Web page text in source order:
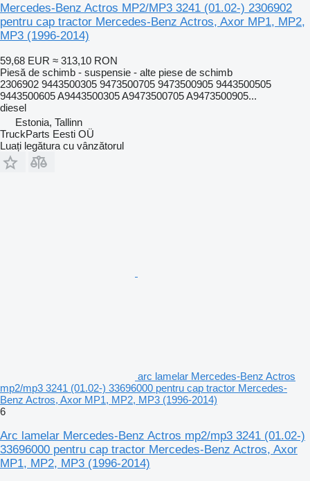
Mercedes-Benz Actros MP2/MP3 3241 (01.02-) 2306902
pentru cap tractor Mercedes-Benz Actros, Axor MP1, MP2,
MP3 (1996-2014)
59,68 EUR ≈ 313,10 RON
Piesă de schimb - suspensie - alte piese de schimb
2306902 9443500305 9473500705 9473500905 9443500505
9443500605 A9443500305 A9473500705 A9473500905...
diesel
Estonia, Tallinn
TruckParts Eesti OÜ
Luați legătura cu vânzătorul
arc lamelar Mercedes-Benz Actros
mp2/mp3 3241 (01.02-) 33696000 pentru cap tractor Mercedes-
Benz Actros, Axor MP1, MP2, MP3 (1996-2014)
6
Arc lamelar Mercedes-Benz Actros mp2/mp3 3241 (01.02-)
33696000 pentru cap tractor Mercedes-Benz Actros, Axor
MP1, MP2, MP3 (1996-2014)